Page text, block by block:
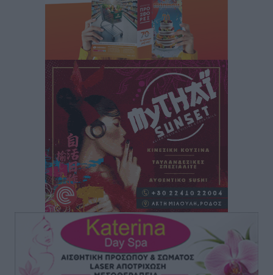
Ιάλυσος Β’: Νωρίς νωρίς μπήκαν στα βάσανα της
προετοιμασίας
πριν 50 λεπτά
Εθνικός Αρχίπολης: Μεγάλο βήμα προόδου η ίδρυση
Ακαδημίας
• πριν 54 λεπτά
Ιππότες: Με το βλέμμα στραμμένο στο μέλλον
Αθλητικά• πριν 56 λεπτά
ΠΑΜΕ ΣΤΟΙΧΗΜΑ: Περισσότερα από 95 εκατομμύρια
ευρώ σε κέρδη μοίρασε τον Ιούλιο
Αθλητικά πριν 1 ώρα
Ολοκλήρωση του έργου αναβάθμισης των
υποδομών του Νεστορίδειου Μελάθρου